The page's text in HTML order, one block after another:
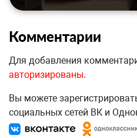
Комментарии
Для добавления
авторизированы.
Вы можете
социальных сетей ВК и